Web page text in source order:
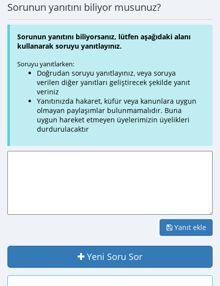
Sorunun yanıtını biliyor musunuz?
Sorunun yanıtını biliyorsanız, lütfen aşağıdaki alanı
kullanarak soruyu yanıtlayınız.
Soruyu yanıtlarken:
Doğrudan soruyu yanıtlayınız, veya soruya
verilen diğer yanıtları geliştirecek şekilde yanıt
veriniz
Yanıtınızda hakaret, küfür veya kanunlara uygun
olmayan paylaşımlar bulunmamalıdır. Buna
uygun hareket etmeyen üyelerimizin üyelikleri
durdurulacaktır
Yanıt ekle
Yeni Soru Sor